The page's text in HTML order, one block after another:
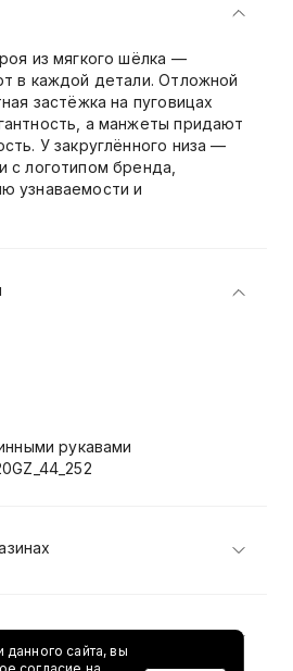
из мягкого шёлка —
в каждой детали. Отложной
застёжка на пуговицах
а манжеты придают
У закруглённого низа —
с логотипом бренда,
узнаваемости и
рукавами
данного сайта, вы